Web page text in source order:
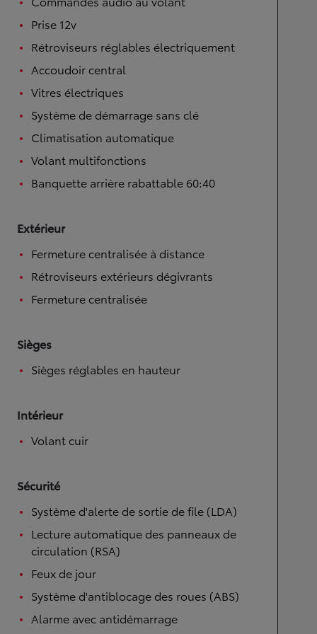
Prise 12v
Rétroviseurs réglables électriquement
Accoudoir central
Vitres électriques
Système de démarrage sans clé
Climatisation automatique
Volant multifonctions
Banquette arrière rabattable 60:40
Extérieur
Fermeture centralisée à distance
Rétroviseurs extérieurs dégivrants
Fermeture centralisée
Sièges
Sièges réglables en hauteur
Intérieur
Volant cuir
Sécurité
Système d'alerte de sortie de file (LDA)
Lecture automatique des panneaux de
circulation (RSA)
Feux de jour
Système d'antiblocage des roues (ABS)
Alarme avec antidémarrage